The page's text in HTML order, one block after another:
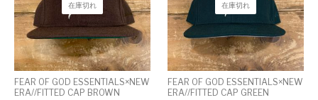
在庫切れ
FEAR OF GOD ESSENTIALS×NEW
ERA//FITTED CAP BROWN
在庫切れ
FEAR OF GOD ESSENTIALS×NEW
ERA//FITTED CAP GREEN